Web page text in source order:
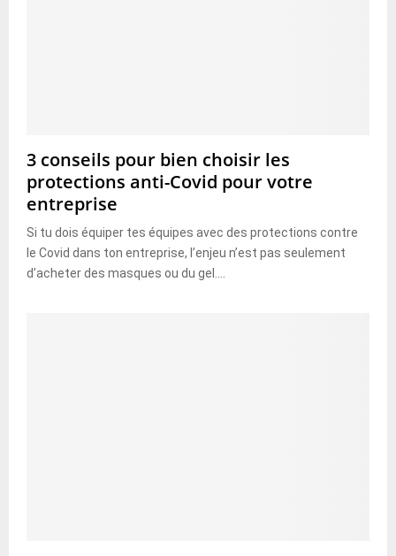
3 conseils pour bien choisir les
protections anti-Covid pour votre
entreprise
Si tu dois équiper tes équipes avec des protections contre
le Covid dans ton entreprise, l’enjeu n’est pas seulement
d’acheter des masques ou du gel....